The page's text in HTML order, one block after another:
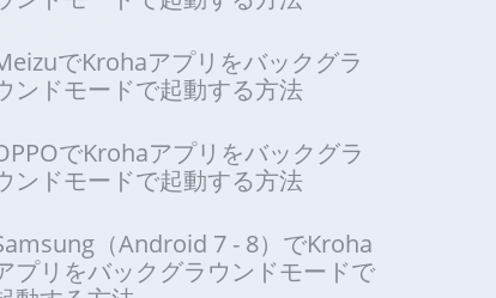
でKrohaアプリをバックグラ
ンドモードで起動する方法
でKrohaアプリをバックグラ
ンドモードで起動する方法
（Android 7 - 8）でKroha
プリをバックグラウンドモードで